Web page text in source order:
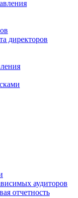
директоров
аудиторов
отчетность